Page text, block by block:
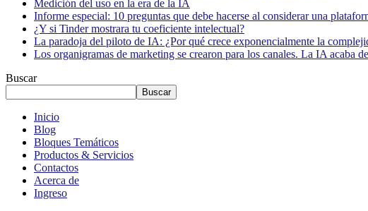
Medición del uso en la era de la IA
Informe especial: 10 preguntas que debe hacerse al considerar una
¿Y si Tinder mostrara tu coeficiente intelectual?
La paradoja del piloto de IA: ¿Por qué crece exponencialmente la
Los organigramas de marketing se crearon para los canales. La IA acaba
Buscar
Buscar
Inicio
Blog
Bloques Temáticos
Productos & Servicios
Contactos
Acerca de
Ingreso